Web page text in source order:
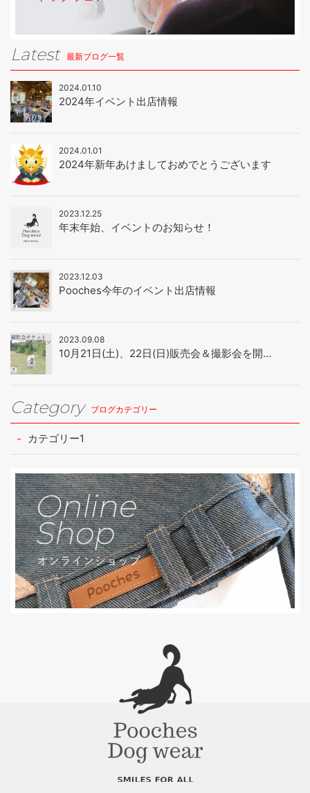
Latest 最新ブログ一覧
2024.01.10
2024年イベント出店情報
2024.01.01
2024年新年あけましておめでとうございます
2023.12.25
年末年始、イベントのお知らせ！
2023.12.03
Pooches今年のイベント出店情報
2023.09.08
10月21日(土)、22日(日)販売会＆撮影会を開…
Category ブログカテゴリー
カテゴリー1